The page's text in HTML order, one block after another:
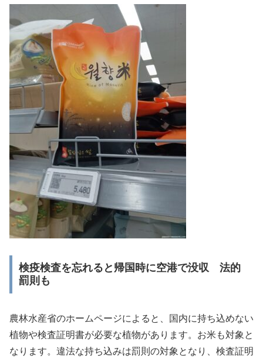
検疫検査を忘れると帰国時に空港で没収 法的
罰則も
農林水産省のホームページによると、国内に持ち込めない
植物や検査証明書が必要な植物があります。お米も対象と
なります。違法な持ち込みは罰則の対象となり、検査証明